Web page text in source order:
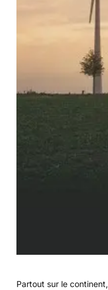
Partout sur le continent,